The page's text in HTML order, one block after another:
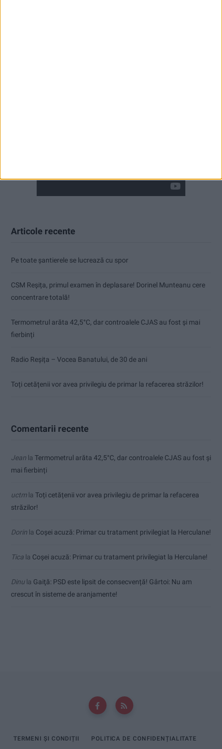
Articole recente
Pe toate șantierele se lucrează cu spor
CSM Reșița, primul examen în deplasare! Dorinel Munteanu cere
concentrare totală!
Termometrul arăta 42,5°C, dar controalele CJAS au fost și mai
fierbinți
Radio Reșița – Vocea Banatului, de 30 de ani
Toți cetățenii vor avea privilegiu de primar la refacerea străzilor!
Comentarii recente
Jean la Termometrul arăta 42,5°C, dar controalele CJAS au fost și
mai fierbinți
uctmla Toți cetățenii vor avea privilegiu de primar la refacerea
străzilor!
Dorin la Coșei acuză: Primar cu tratament privilegiat la Herculane!
Tica la Coșei acuză: Primar cu tratament privilegiat la Herculane!
Dinu la Gaiţă: PSD este lipsit de consecvență! Gârtoi: Nu am
crescut în sisteme de aranjamente!
TERMENI ȘI CONDIȚII POLITICA DE CONFIDENȚIALITATE